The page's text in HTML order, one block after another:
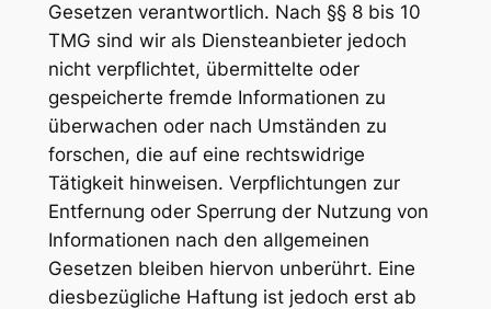
Gesetzen verantwortlich. Nach §§ 8 bis 10
TMG sind wir als Diensteanbieter jedoch
nicht verpflichtet, übermittelte oder
gespeicherte fremde Informationen zu
überwachen oder nach Umständen zu
forschen, die auf eine rechtswidrige
Tätigkeit hinweisen. Verpflichtungen zur
Entfernung oder Sperrung der Nutzung von
Informationen nach den allgemeinen
Gesetzen bleiben hiervon unberührt. Eine
diesbezügliche Haftung ist jedoch erst ab